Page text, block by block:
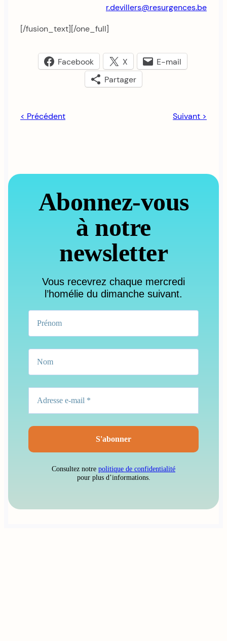
r.devillers@resurgences.be
[/fusion_text][/one_full]
Facebook X
E-mail
Partager
< Précédent Suivant >
Abonnez-vous
à notre
newsletter
Vous recevrez chaque mercredi
l’homélie du dimanche suivant.
Consultez notre politique de confidentialité
pour plus d’informations.